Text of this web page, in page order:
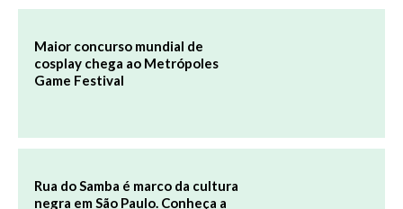
Maior concurso mundial de
cosplay chega ao Metrópoles
Game Festival
Rua do Samba é marco da cultura
negra em São Paulo. Conheça a